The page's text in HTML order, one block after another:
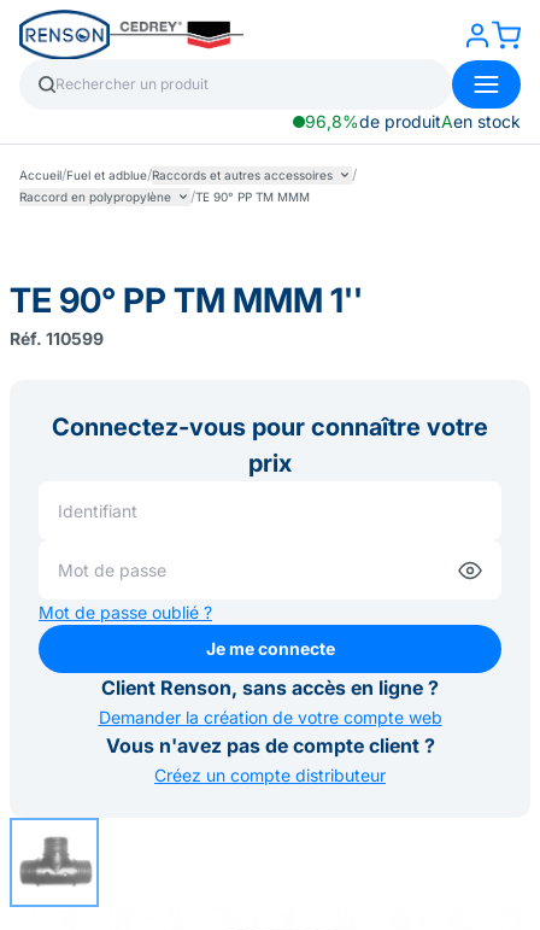
96,8%de produitAen stock
Accueil/Fuel et adblue/Raccords et autres accessoires /
Raccord en polypropylène /TE 90° PP TM MMM
TE 90° PP TM MMM 1''
Réf. 110599
Connectez-vous pour connaître votre
prix
Mot de passe oublié ?
Je me connecte
Je me connecte
Client Renson, sans accès en ligne ?
Demander la création de votre compte web
Vous n'avez pas de compte client ?
Créez un compte distributeur